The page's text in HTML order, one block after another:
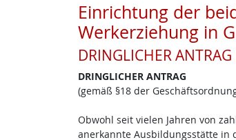
Einrichtung der
Werkerziehung in
DRINGLICHER
DRINGLICHER ANTRAG
(gemäß §18 der
Obwohl seit vielen Jahren von
anerkannte Ausbildungsstätte in